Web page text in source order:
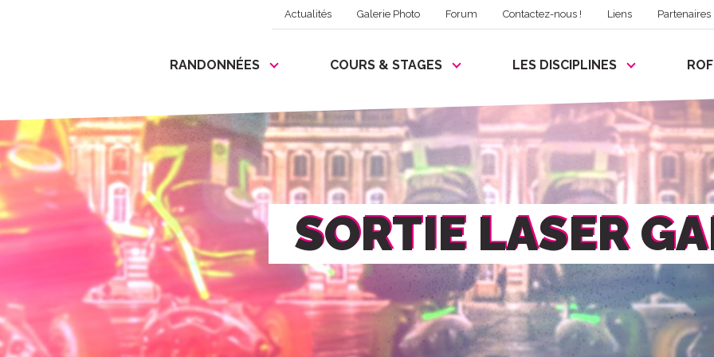
RANDONNÉES COURS & STAGES LES DISCIPLINES
Actualités Galerie Photo Forum Contactez-nous ! Liens Partenaires
SORTIE LASER